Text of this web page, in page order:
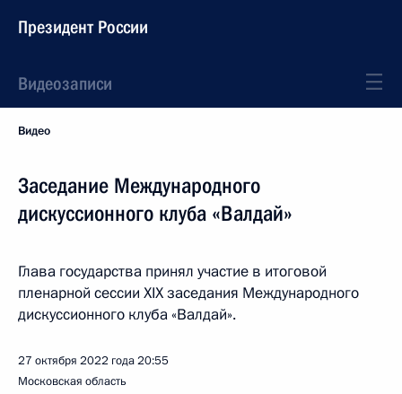
Президент России
Видеозаписи
Видео
Заседание Международного
дискуссионного клуба «Валдай»
Глава государства принял участие в итоговой
пленарной сессии XIX заседания Международного
дискуссионного клуба «Валдай».
27 октября 2022 года20:55
Московская область